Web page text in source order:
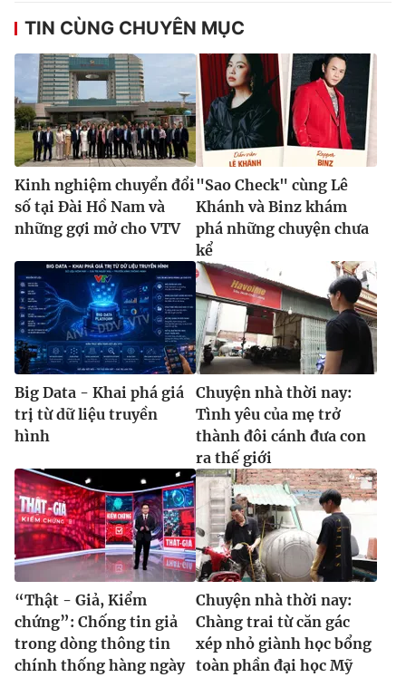
TIN CÙNG CHUYÊN MỤC
Kinh nghiệm chuyển đổi
số tại Đài Hồ Nam và
những gợi mở cho VTV
"Sao Check" cùng Lê
Khánh và Binz khám
phá những chuyện chưa
kể
Big Data - Khai phá giá
trị từ dữ liệu truyền
hình
Chuyện nhà thời nay:
Tình yêu của mẹ trở
thành đôi cánh đưa con
ra thế giới
“Thật - Giả, Kiểm
chứng”: Chống tin giả
trong dòng thông tin
chính thống hàng ngày
Chuyện nhà thời nay:
Chàng trai từ căn gác
xép nhỏ giành học bổng
toàn phần đại học Mỹ